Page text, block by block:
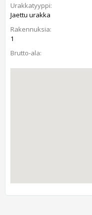
Urakkatyyppi:
Jaettu urakka
Rakennuksia:
1
Brutto-ala: